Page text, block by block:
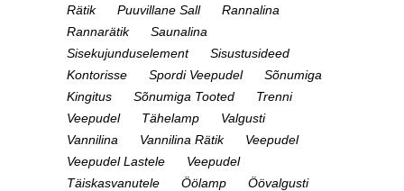
Rätik
Puuvillane Sall
Rannalina
Rannarätik
Saunalina
Sisekujunduselement
Sisustusideed
Kontorisse
Spordi Veepudel
Sõnumiga
Kingitus
Sõnumiga Tooted
Trenni
Veepudel
Tähelamp
Valgusti
Vannilina
Vannilina Rätik
Veepudel
Veepudel Lastele
Veepudel
Täiskasvanutele
Öölamp Öövalgusti